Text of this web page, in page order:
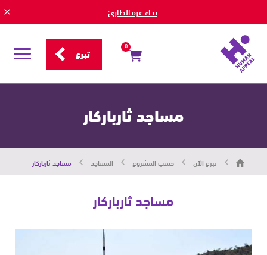
نداء غزة الطارئ
0 تبرع
قائمة
مساجد ثارباركار
هيومان
أبيل
|
تبرع الآن حسب المشروع المساجد مساجد ثارباركار
مساجد ثارباركار